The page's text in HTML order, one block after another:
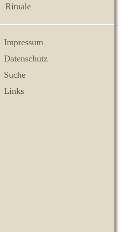
Rituale
Impressum
Datenschutz
Suche
Links